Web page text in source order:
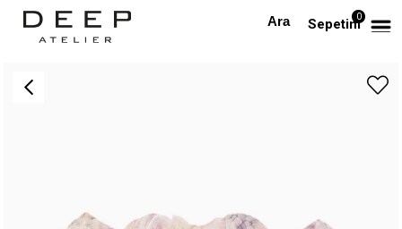
Sepetim0
Anasayfa PREMIUM Çiçek Desenli Şifon Parçalı İpek Mini Premium Elbise